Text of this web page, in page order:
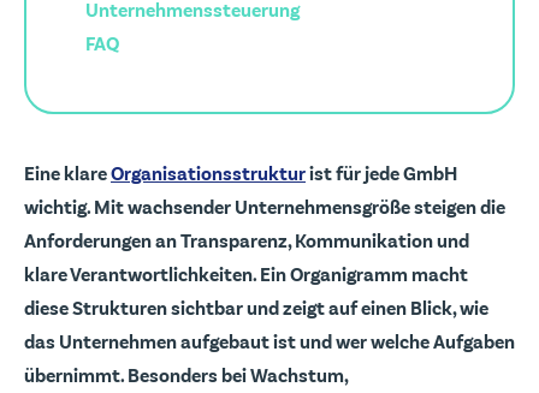
Unternehmenssteuerung
FAQ
Eine klareOrganisationsstrukturist für jede GmbH
wichtig. Mit wachsender Unternehmensgröße steigen die
Anforderungen an Transparenz, Kommunikation und
klare Verantwortlichkeiten. Ein Organigramm macht
diese Strukturen sichtbar und zeigt auf einen Blick, wie
das Unternehmen aufgebaut ist und wer welche Aufgaben
übernimmt. Besonders bei Wachstum,